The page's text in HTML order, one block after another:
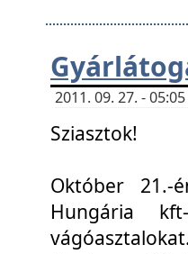
2011. 09. 27. -
Sziasztok!
Október 21.-
Hungária